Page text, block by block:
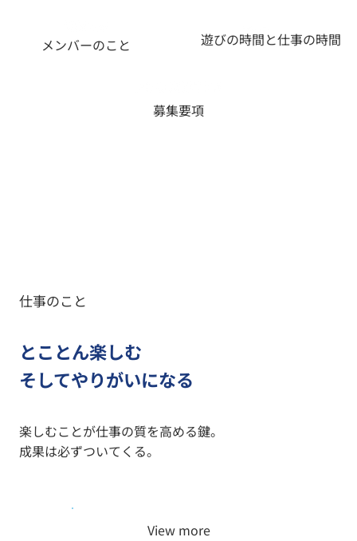
メンバーのこと 遊びの時間と仕事の時間
募集要項
仕事のこと
とことん楽しむ
そしてやりがいになる
楽しむことが仕事の質を高める鍵。
成果は必ずついてくる。
View more